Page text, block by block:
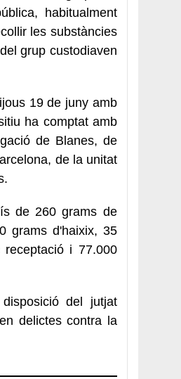
habitualment
les substàncies
grup custodiaven
19 de juny amb
ha comptat amb
de Blanes, de
de la unitat
de 260 grams de
grams d'haixix, 35
i 77.000
del jutjat
delictes contra la